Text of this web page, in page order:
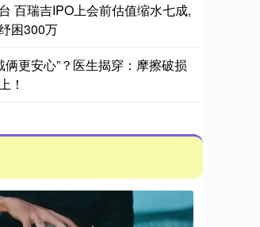
百瑞吉IPO上会前估值缩水七成,
困300万
俩更安心”？医生揭穿：摩擦破损
！